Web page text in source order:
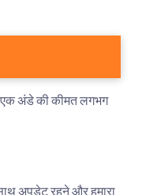
एक अंडे की कीमत लगभग
अपडेट रहने और हमारा